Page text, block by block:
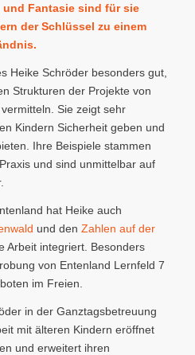
und Fantasie sind für sie
der Schlüssel zu einem
Heike Schröder besonders gut,
Strukturen der Projekte von
Sie zeigt sehr
Kindern Sicherheit geben und
Ihre Beispiele stammen
und sind unmittelbar auf
hat Heike auch
und den Zahlen auf der
Arbeit integriert. Besonders
von Entenland Lernfeld 7
im Freien.
in der Ganztagsbetreuung
mit älteren Kindern eröffnet
und erweitert ihren